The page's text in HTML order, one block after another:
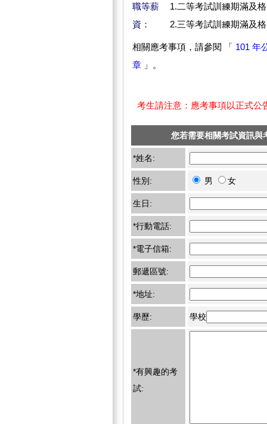
職等薪
資：
1.二等考試訓練期滿及
2.三等考試訓練期滿及
相關應考事項，請參閱 「 101 年
章 」 。
考生請注意：應考事項以正式公
您若需要相關考試資訊與
*姓名:
性別: 男 女
生日:
*行動電話:
*電子信箱:
郵遞區號:
*地址:
學歷: 學校
*有興趣的考
試: